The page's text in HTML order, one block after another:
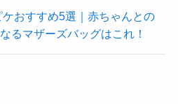
おすすめ5選｜赤ちゃんとの
るマザーズバッグはこれ！